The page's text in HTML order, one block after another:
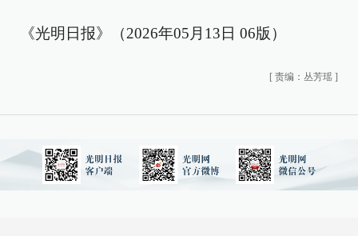
《光明日报》（2026年05月13日 06版）
[ 责编：丛芳瑶 ]